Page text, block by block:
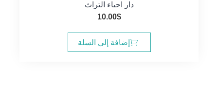
دار احياء التراث
10.00$
إضافة إلى السلة